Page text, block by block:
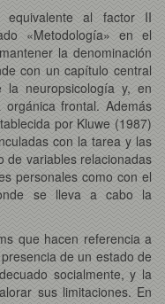
equivalente al factor II
«Metodología» en el
la denominación
con un capítulo central
neuropsicología y, en
frontal. Además
por Kluwe (1987)
con la tarea y las
de variables relacionadas
personales como con el
se lleva a cabo la
que hacen referencia a
de un estado de
socialmente, y la
sus limitaciones. En